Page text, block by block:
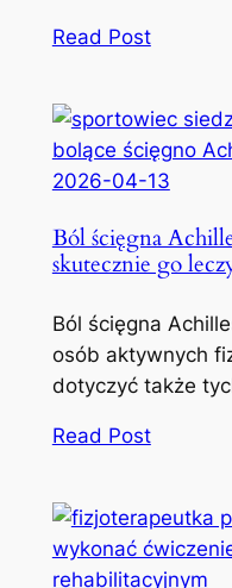
Read Post
2026-04-13
Ból ścięgna
skutecznie go
Ból ścięgna
osób aktywnych
dotyczyć także
Read Post